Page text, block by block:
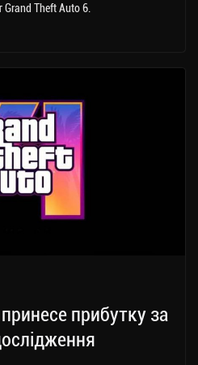
Theft Auto 6.
прибутку за